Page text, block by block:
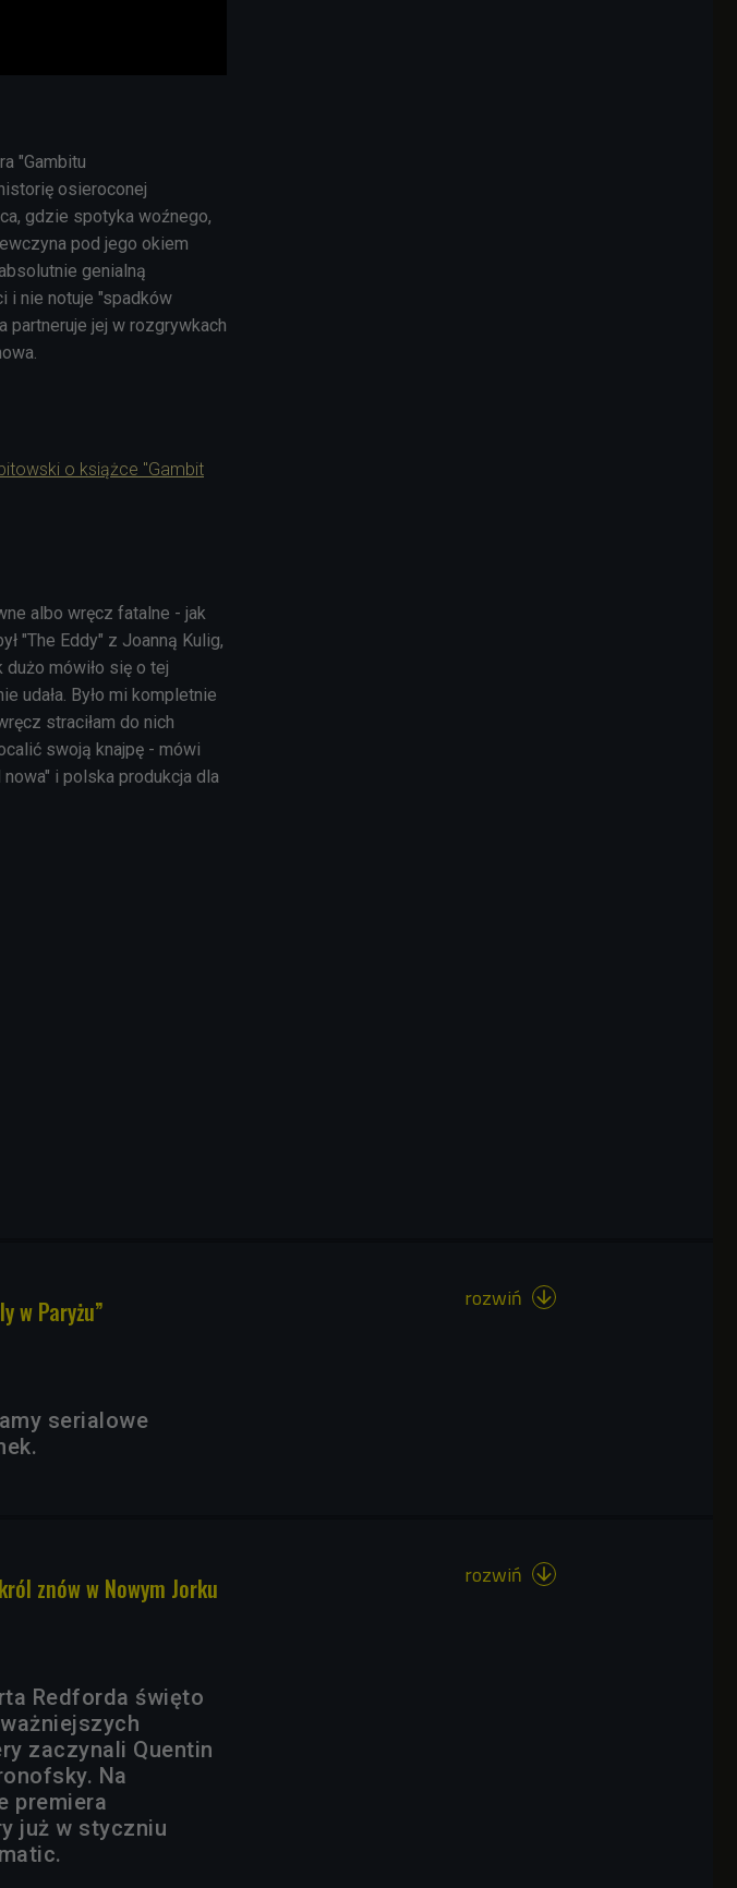
"Gambitu
osieroconej
gdzie spotyka woźnego,
pod jego okiem
genialną
i nie notuje "spadków
partneruje jej w rozgrywkach
o książce "Gambit
albo wręcz fatalne - jak
"The Eddy" z Joanną Kulig,
dużo mówiło się o tej
udała. Było mi kompletnie
straciłam do nich
swoją knajpę - mówi
i polska produkcja dla
w Paryżu”
serialowe
rozwiń 
znów w Nowym Jorku
Redforda święto
zaczynali Quentin
Na
premiera
już w styczniu
rozwiń 